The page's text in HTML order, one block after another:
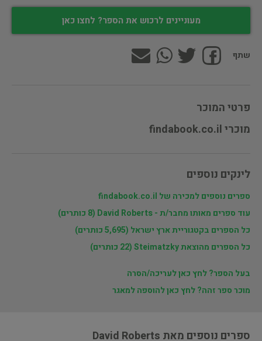
מעוניינים לרכוש את הספר? לחצו כאן
שתף
פרטי המוכר
מוכרי findabook.co.il
לינקים נוספים
ספרים נוספים למכירה של findabook.co.il
עוד ספרים מאותו מחבר/ת - David Roberts (8 כותרים)
כל הספרים בקטגוריית ארץ ישראל (5,695 כותרים)
כל הספרים מהוצאת Steimatzky (22 כותרים)
בעל הספר? לחץ כאן לעריכה/הסרה
מוכר ספר זהה? לחץ כאן להוספה למאגר
ספרים נוספים מאת David Roberts